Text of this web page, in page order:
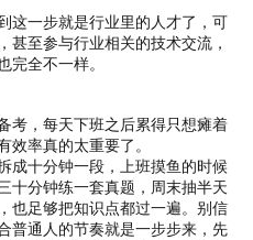
这一步就是行业里的人才了，可
甚至参与行业相关的技术交流，
完全不一样。
考，每天下班之后累得只想瘫着
效率真的太重要了。
成十分钟一段，上班摸鱼的时候
十分钟练一套真题，周末抽半天
也足够把知识点都过一遍。别信
普通人的节奏就是一步步来，先